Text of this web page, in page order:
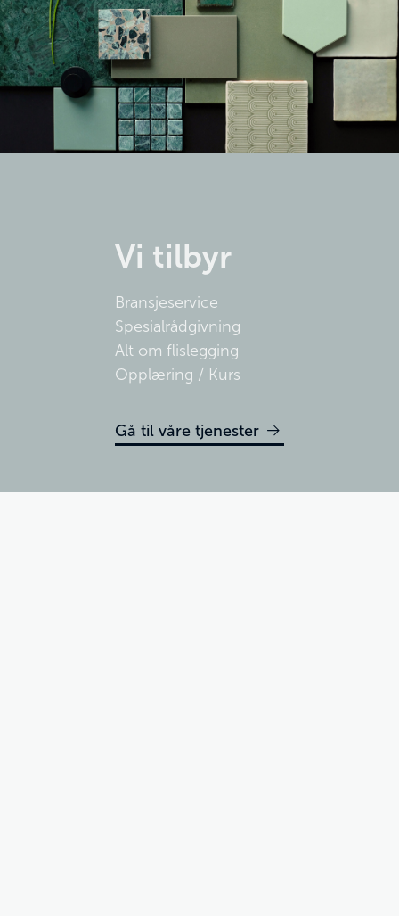
Vi tilbyr
Bransjeservice
Spesialrådgivning
Alt om flislegging
Opplæring / Kurs
Gå til våre tjenester